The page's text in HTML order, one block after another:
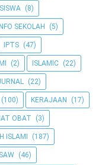
(8)
INFO SEKOLAH (5)
IPTS (47)
(2) ISLAMIC (22)
(22)
(100) KERAJAAN (17)
OBAT (3)
ISLAMI (187)
(46)